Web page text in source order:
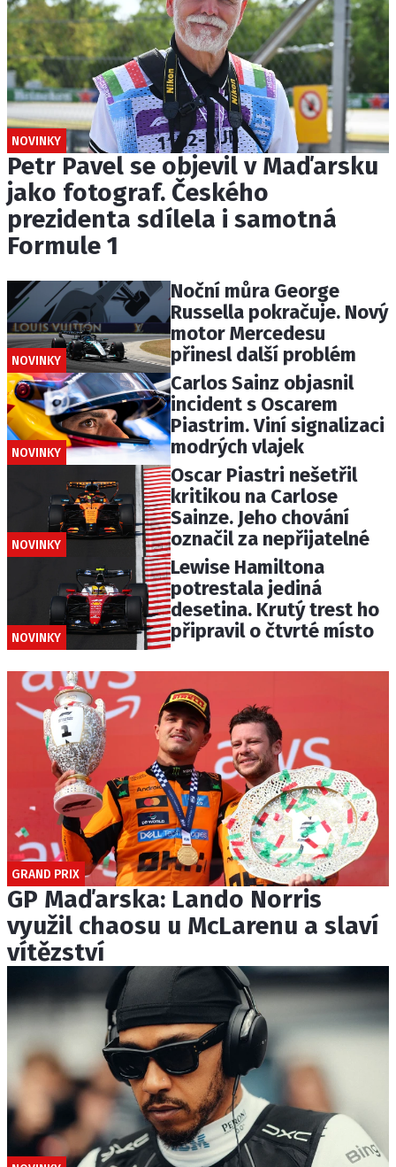
NOVINKY
Petr Pavel se objevil v Maďarsku
jako fotograf. Českého
prezidenta sdílela i samotná
Formule 1
NOVINKY
Noční můra George
Russella pokračuje. Nový
motor Mercedesu
přinesl další problém
NOVINKY
Carlos Sainz objasnil
incident s Oscarem
Piastrim. Viní signalizaci
modrých vlajek
NOVINKY
Oscar Piastri nešetřil
kritikou na Carlose
Sainze. Jeho chování
označil za nepřijatelné
NOVINKY
Lewise Hamiltona
potrestala jediná
desetina. Krutý trest ho
připravil o čtvrté místo
GRAND PRIX
GP Maďarska: Lando Norris
využil chaosu u McLarenu a slaví
vítězství